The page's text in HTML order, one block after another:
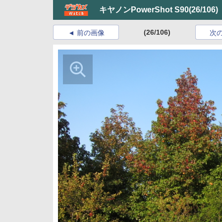
キヤノンPowerShot S90(26/106)
前の画像 (26/106) 次